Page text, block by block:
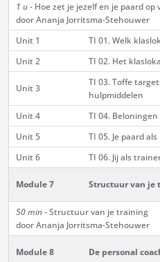
1 u -Hoe zet je jezelf en je paard op
door Ananja Jorritsma-Stehouwer
Unit 1
TI 01. Welk
Unit 2
TI 02. Het
Unit 3
TI 03. Toffe
hulpmiddelen
Unit 4
TI 04.
Unit 5
TI 05. Je paard
Unit 6
TI 06. Jij als
Module 7 Structuur van je
50 min -Structuur van je training
door Ananja Jorritsma-Stehouwer
Module 8 De personal